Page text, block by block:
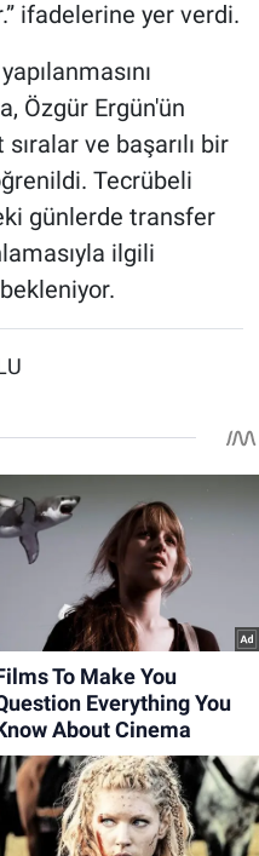
ifadelerine yer verdi.
Özgür Ergün'ün
ve başarılı bir
Tecrübeli
günlerde transfer
ilgili